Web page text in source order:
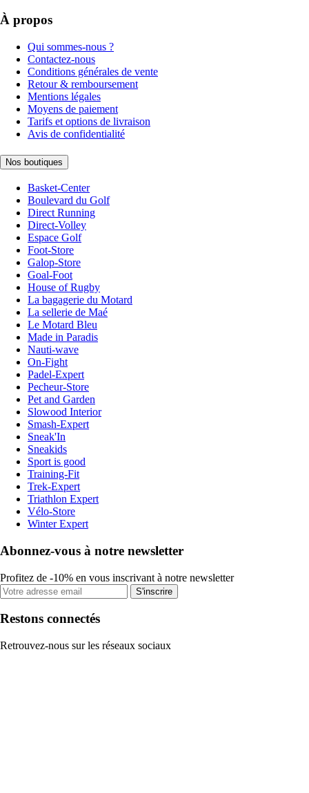
À propos
Qui sommes-nous ?
Contactez-nous
Conditions générales de vente
Retour & remboursement
Mentions légales
Moyens de paiement
Tarifs et options de livraison
Avis de confidentialité
Nos boutiques
Basket-Center
Boulevard du Golf
Direct Running
Direct-Volley
Espace Golf
Foot-Store
Galop-Store
Goal-Foot
House of Rugby
La bagagerie du Motard
La sellerie de Maé
Le Motard Bleu
Made in Paradis
Nauti-wave
On-Fight
Padel-Expert
Pecheur-Store
Pet and Garden
Slowood Interior
Smash-Expert
Sneak'In
Sneakids
Sport is good
Training-Fit
Trek-Expert
Triathlon Expert
Vélo-Store
Winter Expert
Abonnez-vous à notre newsletter
Profitez de -10% en vous inscrivant à notre newsletter
S'inscrire
Restons connectés
Retrouvez-nous sur les réseaux sociaux